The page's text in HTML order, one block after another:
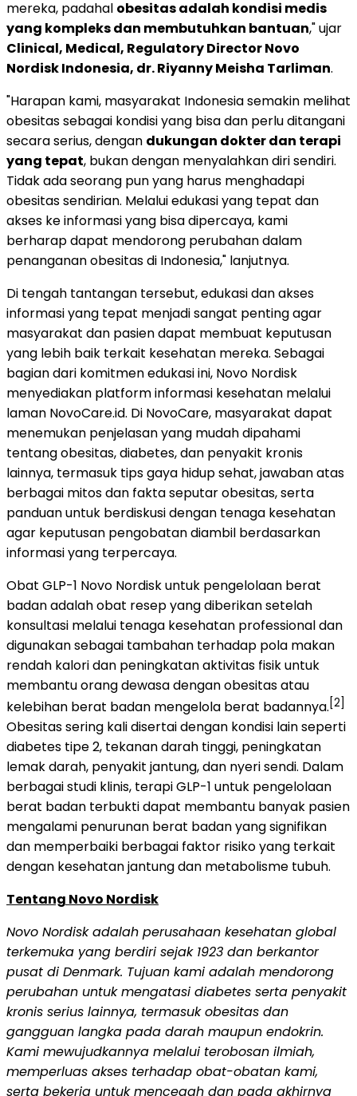
mereka, padahal obesitas adalah kondisi medis
yang kompleks dan membutuhkan bantuan," ujar
Clinical, Medical, Regulatory Director Novo
Nordisk Indonesia, dr. Riyanny Meisha Tarliman.
"Harapan kami, masyarakat Indonesia semakin melihat
obesitas sebagai kondisi yang bisa dan perlu ditangani
secara serius, dengan dukungan dokter dan terapi
yang tepat, bukan dengan menyalahkan diri sendiri.
Tidak ada seorang pun yang harus menghadapi
obesitas sendirian. Melalui edukasi yang tepat dan
akses ke informasi yang bisa dipercaya, kami
berharap dapat mendorong perubahan dalam
penanganan obesitas di Indonesia," lanjutnya.
Di tengah tantangan tersebut, edukasi dan akses
informasi yang tepat menjadi sangat penting agar
masyarakat dan pasien dapat membuat keputusan
yang lebih baik terkait kesehatan mereka. Sebagai
bagian dari komitmen edukasi ini, Novo Nordisk
menyediakan platform informasi kesehatan melalui
laman NovoCare.id. Di NovoCare, masyarakat dapat
menemukan penjelasan yang mudah dipahami
tentang obesitas, diabetes, dan penyakit kronis
lainnya, termasuk tips gaya hidup sehat, jawaban atas
berbagai mitos dan fakta seputar obesitas, serta
panduan untuk berdiskusi dengan tenaga kesehatan
agar keputusan pengobatan diambil berdasarkan
informasi yang terpercaya.
Obat GLP-1 Novo Nordisk untuk pengelolaan berat
badan adalah obat resep yang diberikan setelah
konsultasi melalui tenaga kesehatan professional dan
digunakan sebagai tambahan terhadap pola makan
rendah kalori dan peningkatan aktivitas fisik untuk
membantu orang dewasa dengan obesitas atau
kelebihan berat badan mengelola berat badannya. [2]
Obesitas sering kali disertai dengan kondisi lain seperti
diabetes tipe 2, tekanan darah tinggi, peningkatan
lemak darah, penyakit jantung, dan nyeri sendi. Dalam
berbagai studi klinis, terapi GLP-1 untuk pengelolaan
berat badan terbukti dapat membantu banyak pasien
mengalami penurunan berat badan yang signifikan
dan memperbaiki berbagai faktor risiko yang terkait
dengan kesehatan jantung dan metabolisme tubuh.
Tentang Novo Nordisk
Novo Nordisk adalah perusahaan kesehatan global
terkemuka yang berdiri sejak 1923 dan berkantor
pusat di Denmark. Tujuan kami adalah mendorong
perubahan untuk mengatasi diabetes serta penyakit
kronis serius lainnya, termasuk obesitas dan
gangguan langka pada darah maupun endokrin.
Kami mewujudkannya melalui terobosan ilmiah,
memperluas akses terhadap obat-obatan kami,
serta bekerja untuk mencegah dan pada akhirnya